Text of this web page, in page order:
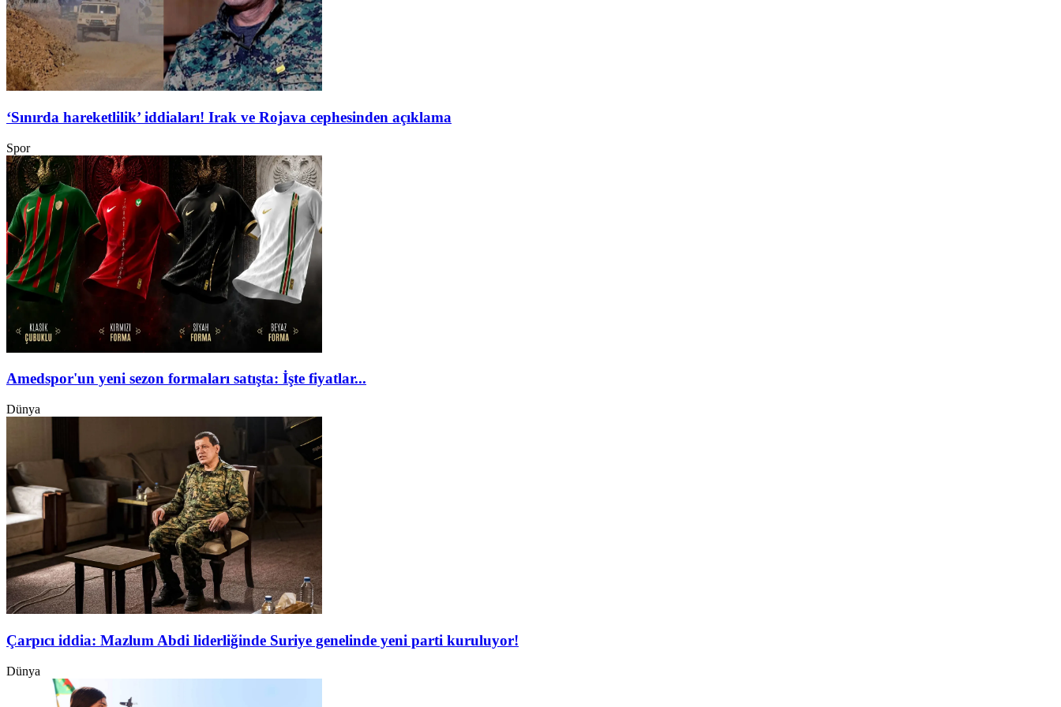
‘Sınırda hareketlilik’ iddiaları! Irak ve Rojava cephesinden açıklama
Spor
Amedspor'un yeni sezon formaları satışta: İşte fiyatlar...
Dünya
Çarpıcı iddia: Mazlum Abdi liderliğinde Suriye genelinde yeni parti kuruluyor!
Dünya